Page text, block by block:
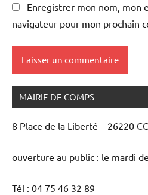
Enregistrer mon nom, mon
navigateur pour mon prochain
MAIRIE DE COMPS
8 Place de la Liberté – 26220
ouverture au public : le mardi
Tél : 04 75 46 32 89